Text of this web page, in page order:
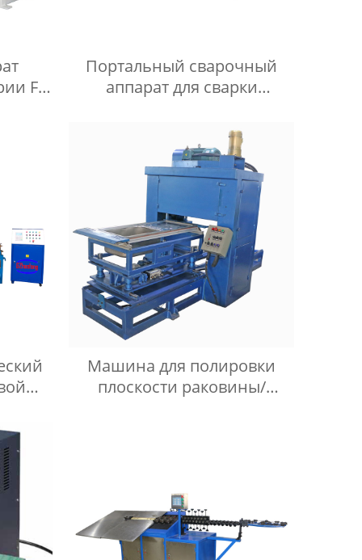
FN
Портальный сварочный
аппарат для сварки
Машина для полировки
плоскости раковины/